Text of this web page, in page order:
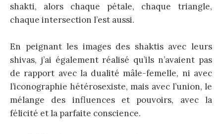
shakti, alors chaque pétale, chaque triangle,
chaque intersection l’est aussi.
En peignant les images des shaktis avec leurs
shivas, j’ai également réalisé qu’ils n’avaient pas
de rapport avec la dualité mâle-femelle, ni avec
l’iconographie hétérosexiste, mais avec l’union, le
mélange des influences et pouvoirs, avec la
félicité et la parfaite conscience.